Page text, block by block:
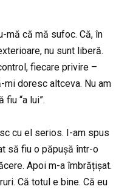
mă că mă sufoc. Că, în
nu sunt liberă.
fiecare privire –
mi doresc altceva. Nu am
“a lui”.
cu el serios. I-am spus
să fiu o păpușă într-o
Apoi m-a îmbrățișat.
Că totul e bine. Că eu